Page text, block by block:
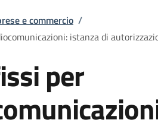
e commercio /
istanza di
per